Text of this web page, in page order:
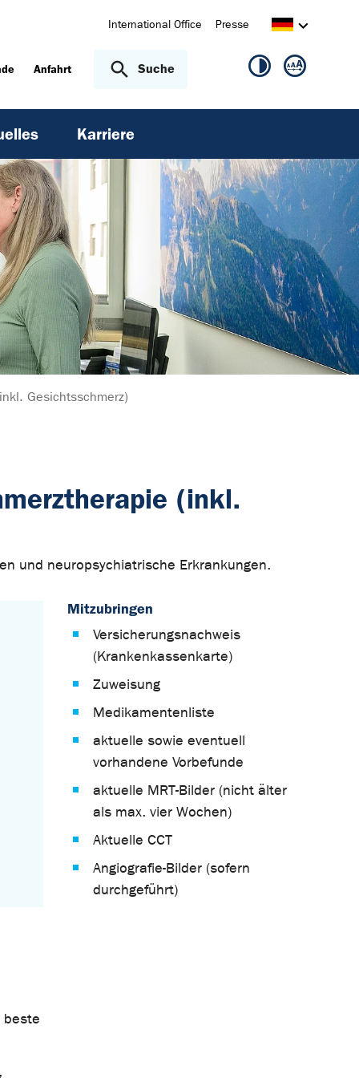
International Office Presse
Anfahrt Suche
Karriere
Gesichtsschmerz)
(inkl.
und neuropsychiatrische Erkrankungen.
beste
Mitzubringen
Versicherungsnachweis
(Krankenkassenkarte)
Zuweisung
Medikamentenliste
aktuelle sowie eventuell
vorhandene Vorbefunde
aktuelle MRT-Bilder (nicht älter
als max. vier Wochen)
Aktuelle CCT
Angiografie-Bilder (sofern
durchgeführt)